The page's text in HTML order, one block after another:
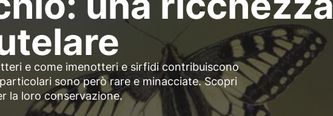
e come imenotteri e sirfidi contribuiscono
sono però rare e minacciate. Scopri
la loro conservazione.